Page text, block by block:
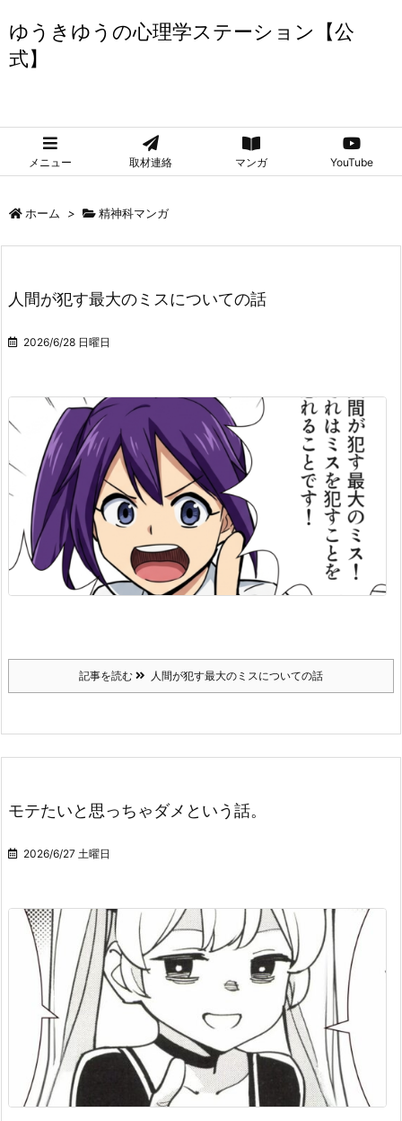
ゆうきゆうの心理学ステーション【公
式】
メニュー 取材連絡 マンガ YouTube
ホーム > 精神科マンガ
人間が犯す最大のミスについての話
2026/6/28 日曜日
記事を読む 人間が犯す最大のミスについての話
モテたいと思っちゃダメという話。
2026/6/27 土曜日